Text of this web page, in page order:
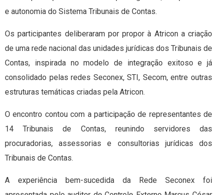
e autonomia do Sistema Tribunais de Contas.
Os participantes deliberaram por propor à Atricon a criação
de uma rede nacional das unidades jurídicas dos Tribunais de
Contas, inspirada no modelo de integração exitoso e já
consolidado pelas redes Seconex, STI, Secom, entre outras
estruturas temáticas criadas pela Atricon.
O encontro contou com a participação de representantes de
14 Tribunais de Contas, reunindo servidores das
procuradorias, assessorias e consultorias jurídicas dos
Tribunais de Contas.
A experiência bem-sucedida da Rede Seconex foi